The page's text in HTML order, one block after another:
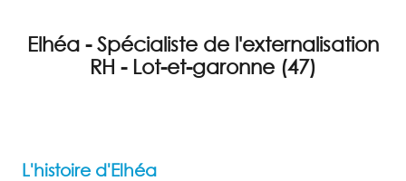
Elhéa - Spécialiste de l'externalisation
RH - Lot-et-garonne (47)
L'histoire d'Elhéa